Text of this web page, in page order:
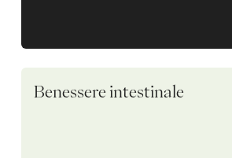
Benessere intestinale